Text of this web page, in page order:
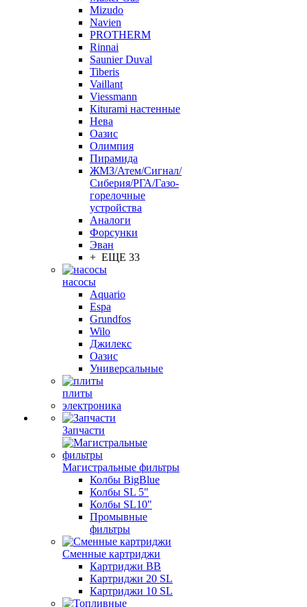
Mizudo
Navien
PROTHERM
Rinnai
Saunier Duval
Tiberis
Vaillant
Viessmann
Кiturami настенные
Нева
Оазис
Олимпия
Пирамида
ЖМЗ/Атем/Сигнал/
Сиберия/РГА/Газо-
горелочные
устройства
Aналоги
Форсунки
Эван
+ ЕЩЕ 33
насосы
Aquario
Espa
Grundfos
Wilo
Джилекс
Оазис
Универсальные
плиты
электроника
Запчасти
Магистральные фильтры
Колбы BigBlue
Колбы SL 5"
Колбы SL10"
Промывные
фильтры
Сменные картриджи
Картриджи BB
Картриджи 20 SL
Картриджи 10 SL